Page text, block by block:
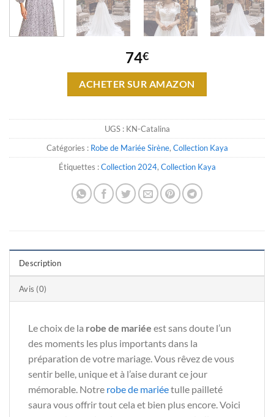
74€
ACHETER SUR AMAZON
UGS : KN-Catalina
Catégories : Robe de Mariée Sirène, Collection Kaya
Étiquettes :Collection 2024, Collection Kaya
Description
Avis (0)
Le choix de la robe de mariée est sans doute l’un
des moments les plus importants dans la
préparation de votre mariage. Vous rêvez de vous
sentir belle, unique et à l’aise durant ce jour
mémorable. Notre robe de mariéetulle pailleté
saura vous offrir tout cela et bien plus encore. Voici